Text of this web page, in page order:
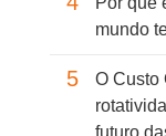
mundo
5
O Custo
futuro